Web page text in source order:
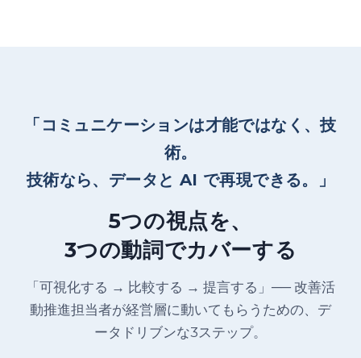
「コミュニケーションは才能ではなく、技
術。
技術なら、データと AI で再現できる。」
5つの視点を、
3つの動詞でカバーする
「可視化する → 比較する → 提言する」── 改善活
動推進担当者が経営層に動いてもらうための、デ
ータドリブンな3ステップ。